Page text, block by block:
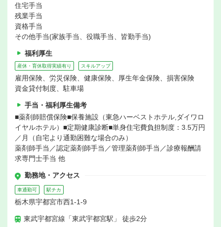
住宅手当
残業手当
資格手当
その他手当(家族手当、役職手当、皆勤手当)
福利厚生
産休・育休取得実績有り スキルアップ
雇用保険、労災保険、健康保険、厚生年金保険、損害保険
資金貸付制度、駐車場
手当・福利厚生備考
■薬剤師賠償保険■保養施設（東急ハーベストホテル,ダイワロ
イヤルホテル）■定期健康診断■単身住宅費負担制度：3.5万円
／月（自宅より通勤困難な場合のみ）
薬剤師手当／認定薬剤師手当／管理薬剤師手当／診療報酬請
求専門士手当 他
勤務地・アクセス
車通勤可 駅チカ
栃木県宇都宮市西1-1-9
東武宇都宮線「東武宇都宮駅」 徒歩2分